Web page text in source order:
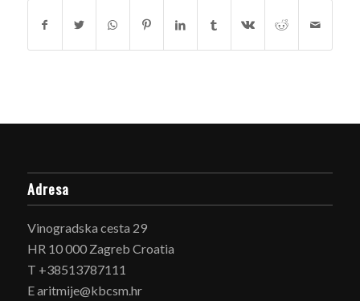
Adresa
Vinogradska cesta 29
HR 10 000 Zagreb Croatia
T +38513787111
E aritmije@kbcsm.hr